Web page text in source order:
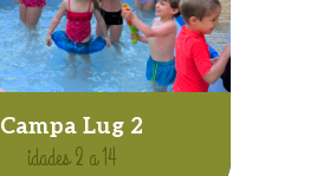
Campa Lug 2
idades 2 a 14